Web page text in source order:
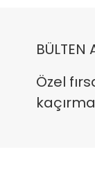
BÜLTEN
Özel